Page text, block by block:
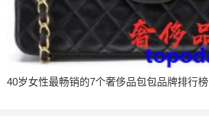
40岁女性最畅销的7个奢侈品包包品牌排行榜